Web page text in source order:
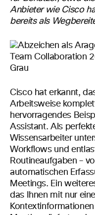
Anbieter wie Cisco
bereits als
Cisco hat erkannt,
Arbeitsweise
hervorragendes
Assistant. Als
Wissensarbeiter
Workflows und
Routineaufgaben –
automatischen
Meetings. Ein
das Ihnen mit nur